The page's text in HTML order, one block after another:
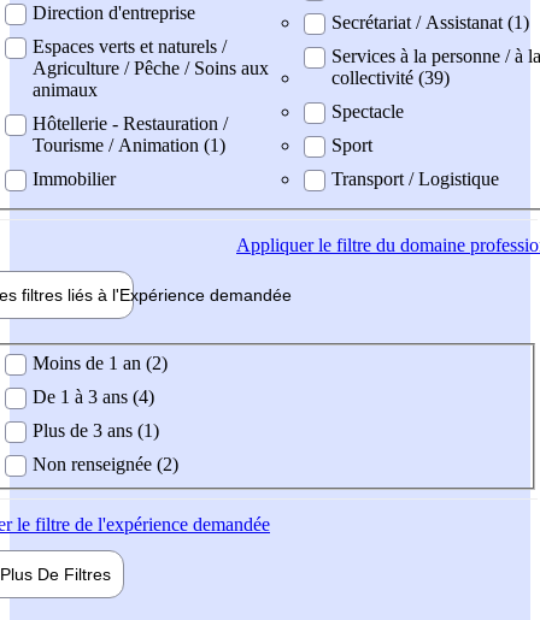
Direction d'entreprise
Espaces verts et naturels /
Agriculture / Pêche / Soins aux
animaux
Hôtellerie - Restauration /
Tourisme / Animation (1)
Immobilier
Secrétariat / Assistanat (1)
Services à la personne / à la
collectivité (39)
Spectacle
Sport
Transport / Logistique
Appliquerle filtre du domaine
filtres liés à l'Expérience demandée
demandée
Moins de 1 an (2)
De 1 à 3 ans (4)
Plus de 3 ans (1)
Non renseignée (2)
le filtre de l'expérience demandée
Plus De Filtres